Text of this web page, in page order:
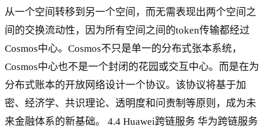
从一个空间转移到另一个空间，而无需表现出两个空间之
间的交换流动性，因为所有空间之间的token传输都经过
Cosmos中心。Cosmos不只是单一的分布式张本系统，
Cosmos中心也不是一个封闭的花园或交互中心。而是在为
分布式账本的开放网络设计一个协议。该协议将基于加
密、经济学、共识理论、透明度和问责制等原则，成为未
来金融体系的新基础。 4.4 Huawei跨链服务 华为跨链服务